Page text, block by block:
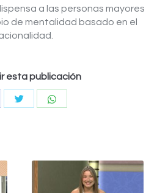
a las personas mayores
de mentalidad basado en el
esta publicación
Compartir